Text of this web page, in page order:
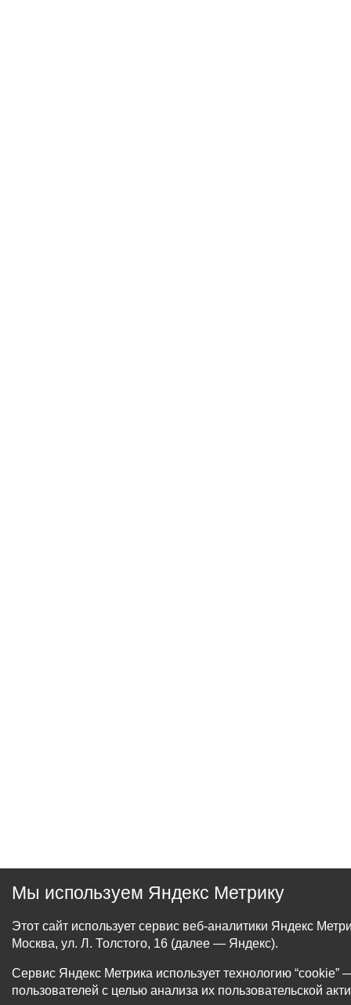
Мы используем Яндекс Метрику
Этот сайт использует сервис веб-аналитики Яндекс
Москва, ул. Л. Толстого, 16 (далее — Яндекс).
Сервис Яндекс Метрика использует технологию
пользователей с целью анализа их пользовательской